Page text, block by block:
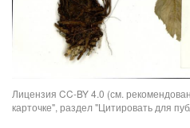
Лицензия CC-BY 4.0 (см.
карточке", раздел "Цитировать для